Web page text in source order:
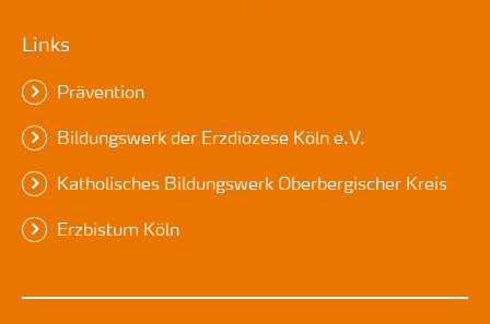
Links
Prävention
Bildungswerk der Erzdiözese Köln e.V.
Katholisches Bildungswerk Oberbergischer Kreis
Erzbistum Köln